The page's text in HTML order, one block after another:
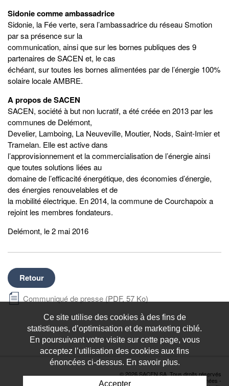
Sidonie comme ambassadrice
Sidonie, la Fée verte, sera l’ambassadrice du réseau Smotion
par sa présence sur la
communication, ainsi que sur les bornes publiques des 9
partenaires de SACEN et, le cas
échéant, sur toutes les bornes alimentées par de l’énergie 100%
solaire locale AMBRE.
A propos de SACEN
SACEN, société à but non lucratif, a été créée en 2013 par les
communes de Delémont,
Develier, Lamboing, La Neuveville, Moutier, Nods, Saint-Imier et
Tramelan. Elle est active dans
l’approvisionnement et la commercialisation de l’énergie ainsi
que toutes solutions liées au
domaine de l’efficacité énergétique, des économies d’énergie,
des énergies renouvelables et de
la mobilité électrique. En 2014, la commune de Courchapoix a
rejoint les membres fondateurs.
Delémont, le 2 mai 2016
Retour
Communiqué de presse (PDF, 57 Ko)
© 2026 SACEN SA. Tous droits réservés
Déclaration de protection des données -
Ce site utilise des cookies à des fins de
statistiques, d’optimisation et de marketing ciblé.
En poursuivant votre visite sur cette page, vous
acceptez l’utilisation des cookies aux fins
énoncées ci-dessus. En savoir plus.
Accepter